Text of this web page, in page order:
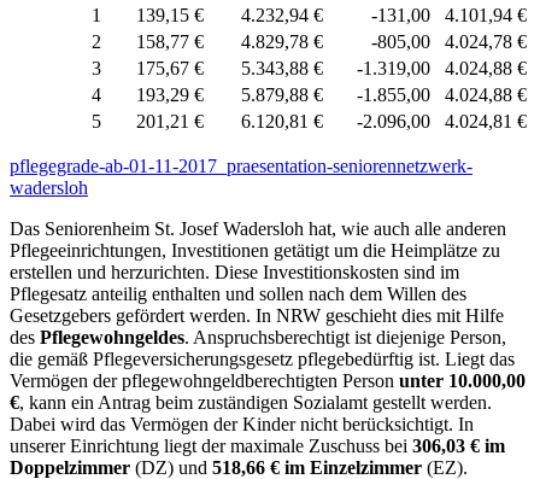
1 139,15 € 4.232,94 € -131,00
4.101,94 €
2
158,77 € 4.829,78 € -805,00
4.024,78 €
3
175,67 € 5.343,88 € -1.319,00
4.024,88 €
4
193,29 € 5.879,88 € -1.855,00
4.024,88 €
5
201,21 € 6.120,81 € -2.096,00 4.024,81 €
pflegegrade-ab-01-11-2017_praesentation-seniorennetzwerk-
wadersloh
Das Seniorenheim St. Josef Wadersloh hat, wie auch alle anderen
Pflegeeinrichtungen, Investitionen getätigt um die Heimplätze zu
erstellen und herzurichten. Diese Investitionskosten sind im
Pflegesatz anteilig enthalten und sollen nach dem Willen des
Gesetzgebers gefördert werden. In NRW geschieht dies mit Hilfe
des Pflegewohngeldes. Anspruchsberechtigt ist diejenige Person,
die gemäß Pflegeversicherungsgesetz pflegebedürftig ist. Liegt das
Vermögen der pflegewohngeldberechtigten Person unter 10.000,00
€, kann ein Antrag beim zuständigen Sozialamt gestellt werden.
Dabei wird das Vermögen der Kinder nicht berücksichtigt. In
unserer Einrichtung liegt der maximale Zuschuss bei 306,03 € im
Doppelzimmer (DZ) und 518,66 € im Einzelzimmer (EZ).